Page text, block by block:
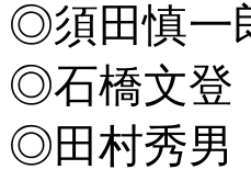
◎須田慎一
◎石橋文登
◎田村秀男